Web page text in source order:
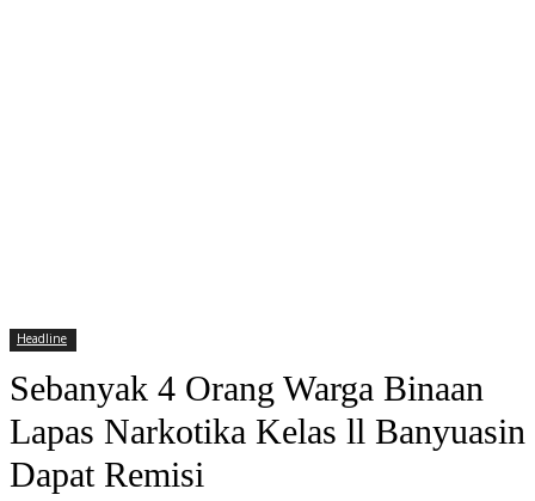
Headline
Sebanyak 4 Orang Warga Binaan
Lapas Narkotika Kelas ll Banyuasin
Dapat Remisi